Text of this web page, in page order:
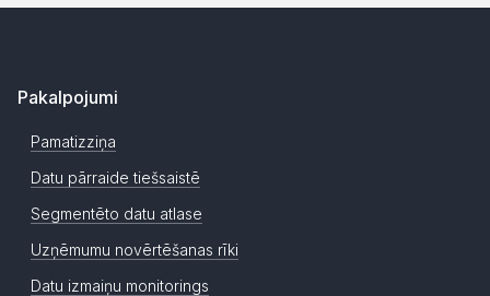
Pakalpojumi
Pamatizziņa
Datu pārraide tiešsaistē
Segmentēto datu atlase
Uzņēmumu novērtēšanas rīki
Datu izmaiņu monitorings